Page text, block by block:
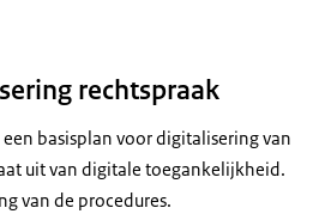
rechtspraak
basisplan voor digitalisering van
uit van digitale toegankelijkheid.
van de procedures.